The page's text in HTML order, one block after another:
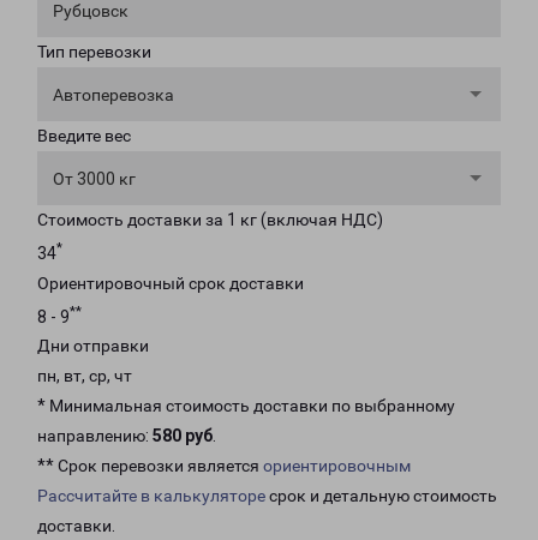
Рубцовск
Тип перевозки
Автоперевозка
Введите вес
От 3000 кг
Стоимость доставки за 1 кг (включая НДС)
34*
Ориентировочный срок доставки
8 - 9**
Дни отправки
пн, вт, ср, чт
* Минимальная стоимость доставки по выбранному
направлению: 580 руб.
** Срок перевозки является ориентировочным
Рассчитайте в калькуляторесрок и детальную стоимость
доставки.